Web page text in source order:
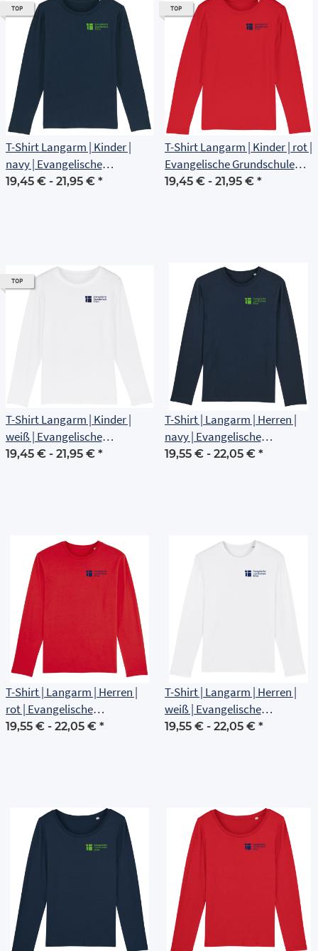
TOP
T-Shirt Langarm | Kinder |
navy | Evangelische
Grundschule Erfurt
19,45 € - 21,95 € *
TOP
T-Shirt Langarm | Kinder | rot |
Evangelische Grundschule
Erfurt
19,45 € - 21,95 € *
TOP
T-Shirt Langarm | Kinder |
weiß | Evangelische
Grundschule Erfurt
19,45 € - 21,95 € *
T-Shirt | Langarm | Herren |
navy | Evangelische
Grundschule Erfurt
19,55 € - 22,05 € *
T-Shirt | Langarm | Herren |
rot | Evangelische
Grundschule Erfurt
19,55 € - 22,05 € *
T-Shirt | Langarm | Herren |
weiß | Evangelische
Grundschule Erfurt
19,55 € - 22,05 € *